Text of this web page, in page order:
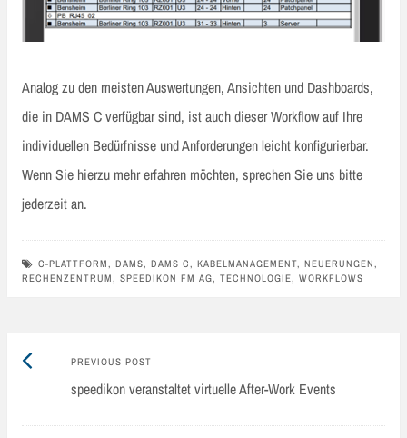
Analog zu den meisten Auswertungen, Ansichten und Dashboards,
die in DAMS C verfügbar sind, ist auch dieser Workflow auf Ihre
individuellen Bedürfnisse und Anforderungen leicht konfigurierbar.
Wenn Sie hierzu mehr erfahren möchten, sprechen Sie uns bitte
jederzeit an.
C-PLATTFORM, DAMS, DAMS C, KABELMANAGEMENT, NEUERUNGEN,
RECHENZENTRUM, SPEEDIKON FM AG, TECHNOLOGIE, WORKFLOWS
Post
navigation
PREVIOUS POSTPrevious
post:
speedikon veranstaltet virtuelle After-Work Events